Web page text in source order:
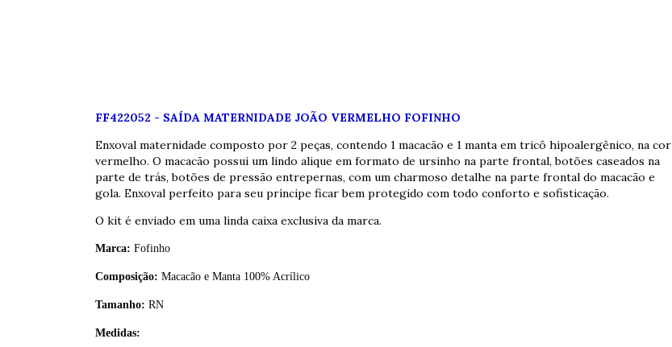
FF422052 - SAÍDA MATERNIDADE JOÃO VERMELHO FOFINHO
Enxoval maternidade composto por 2 peças, contendo 1 macacão e 1 manta em tricô hipoalergênico, na cor
vermelho. O macacão possui um lindo alique em formato de ursinho na parte frontal, botões caseados na
parte de trás, botões de pressão entrepernas, com um charmoso detalhe na parte frontal do macacão e
gola. Enxoval perfeito para seu príncipe ficar bem protegido com todo conforto e sofisticação.
O kit é enviado em uma linda caixa exclusiva da marca.
Marca: Fofinho
Composição: Macacão e Manta 100% Acrílico
Tamanho: RN
Medidas: